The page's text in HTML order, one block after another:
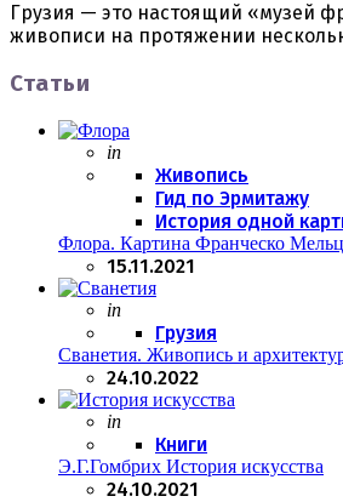
Грузия — это настоящий «музей
живописи на протяжении
Статьи
Posted
in
Живопись
Гид по Эрмитажу
История одной
Флора. Картина Франческо
15.11.2021
Posted
in
Грузия
Сванетия. Живопись и
24.10.2022
Posted
in
Книги
Э.Г.Гомбрих История искусства
24.10.2021